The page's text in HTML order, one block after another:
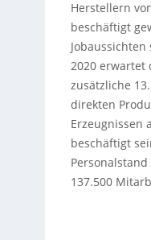
Herstellern
beschäftigt
2020 erwartet
zusätzliche
direkten
Erzeugnissen
beschäftigt
137.500